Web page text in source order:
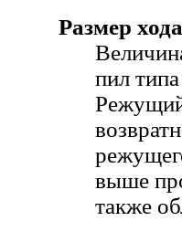
Размер
пил
выше
также